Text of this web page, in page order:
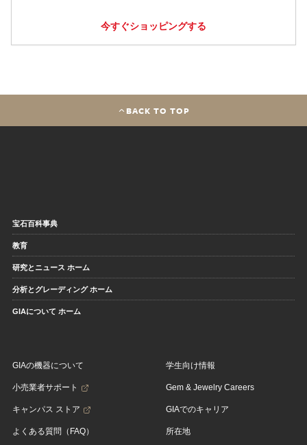
今すぐショッピングする
BACK TO TOP
宝石百科事典
教育
研究とニュース ホーム
分析とグレーディング ホーム
GIAについて ホーム
GIAの機器について
小売業者サポート
キャンパス ストア
よくある質問（FAQ）
学生向け情報
Gem & Jewelry Careers
GIAでのキャリア
所在地